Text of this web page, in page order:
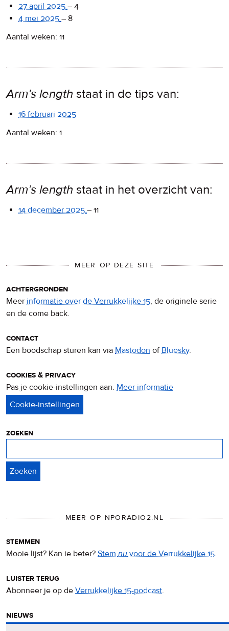
27 april 2025 – 4
4 mei 2025 – 8
Aantal weken: 11
Arm’s length staat in de tips van:
16 februari 2025
Aantal weken: 1
Arm’s length staat in het overzicht van:
14 december 2025 – 11
MEER OP DEZE SITE
achtergronden
Meer informatie over de Verrukkelijke 15, de originele serie
en de come back.
contact
Een boodschap sturen kan via Mastodon ofBluesky.
cookies & privacy
Pas je cookie-instellingen aan. Meer informatie
zoeken
MEER OP NPORADIO2.NL
stemmen
Mooie lijst? Kan ie beter? Stemnuvoor de Verrukkelijke 15.
luister terug
Abonneer je op de Verrukkelijke 15-podcast.
nieuws